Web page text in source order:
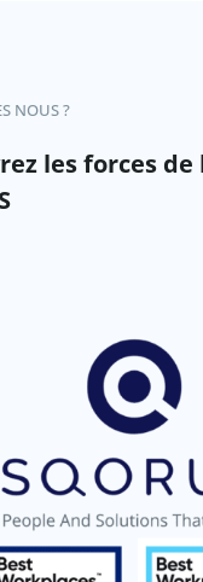
NOUS ?
les forces